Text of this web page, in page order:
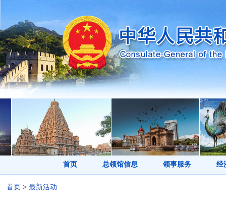
首页 总领馆信息 领事服务 经
首页 > 最新活动